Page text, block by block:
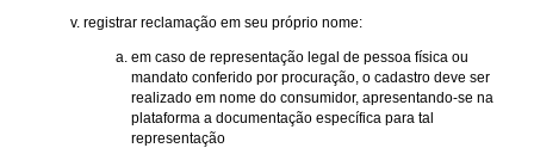
registrar reclamação em seu próprio nome:
em caso de representação legal de pessoa física ou
mandato conferido por procuração, o cadastro deve ser
realizado em nome do consumidor, apresentando-se na
plataforma a documentação específica para tal
representação